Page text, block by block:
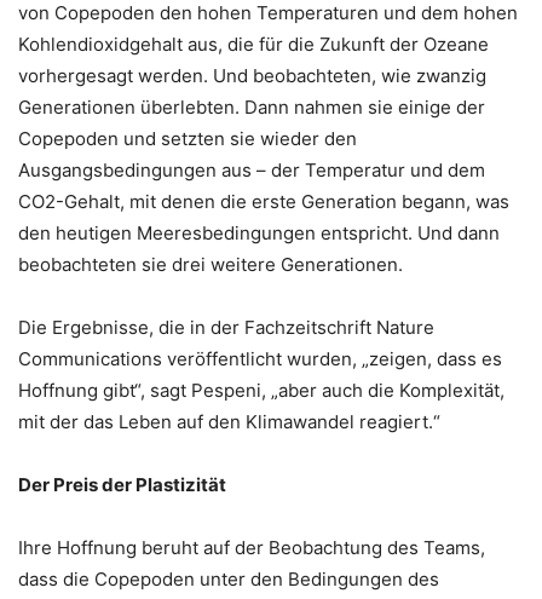
von Copepoden den hohen Temperaturen und dem hohen
Kohlendioxidgehalt aus, die für die Zukunft der Ozeane
vorhergesagt werden. Und beobachteten, wie zwanzig
Generationen überlebten. Dann nahmen sie einige der
Copepoden und setzten sie wieder den
Ausgangsbedingungen aus – der Temperatur und dem
CO2-Gehalt, mit denen die erste Generation begann, was
den heutigen Meeresbedingungen entspricht. Und dann
beobachteten sie drei weitere Generationen.
Die Ergebnisse, die in der Fachzeitschrift Nature
Communications veröffentlicht wurden, „zeigen, dass es
Hoffnung gibt“, sagt Pespeni, „aber auch die Komplexität,
mit der das Leben auf den Klimawandel reagiert.“
Der Preis der Plastizität
Ihre Hoffnung beruht auf der Beobachtung des Teams,
dass die Copepoden unter den Bedingungen des